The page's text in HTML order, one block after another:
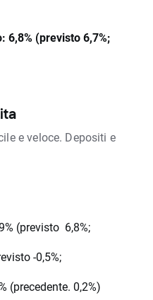
6,8% (previsto 6,7%;
e veloce. Depositi e
(previsto 6,8%;
-0,5%;
(precedente. 0,2%)